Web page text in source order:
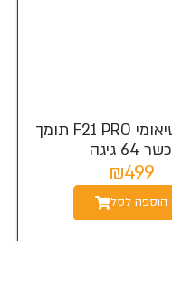
מכשיר שיאומי F21 PRO תומך
כשר 64 גיגה
₪499
הוספה לסל